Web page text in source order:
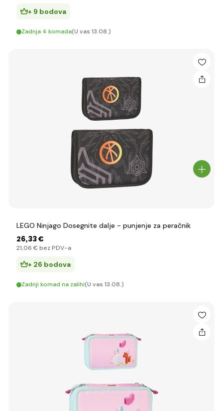
+ 9 bodova
Zadnja 4 komada(U vas 13.08.)
LEGO Ninjago Dosegnite dalje - punjenje za peračnik
26,33 €
21,06 € bez PDV-a
+ 26 bodova
Zadnji komad na zalihi(U vas 13.08.)